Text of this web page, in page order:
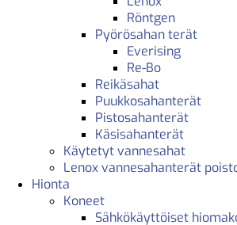
Röntgen
Pyörösahan terät
Everising
Re-Bo
Reikäsahat
Puukkosahanterät
Pistosahanterät
Käsisahanterät
Käytetyt vannesahat
Lenox vannesahanterät
Hionta
Koneet
Sähkökäyttöiset